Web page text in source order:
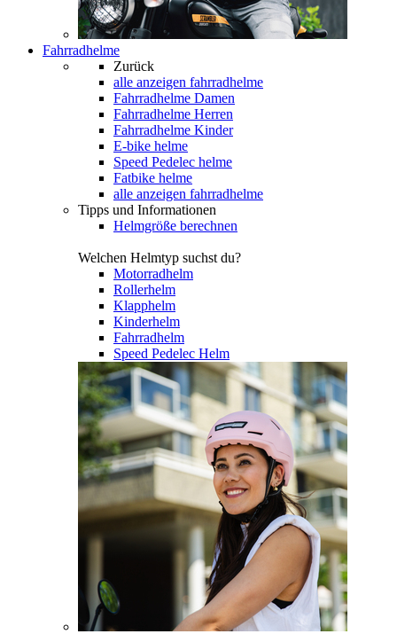
Fahrradhelme
Zurück
alle anzeigen fahrradhelme
Fahrradhelme Damen
Fahrradhelme Herren
Fahrradhelme Kinder
E-bike helme
Speed Pedelec helme
Fatbike helme
alle anzeigen fahrradhelme
Tipps und Informationen
Helmgröße berechnen
Welchen Helmtyp suchst du?
Motorradhelm
Rollerhelm
Klapphelm
Kinderhelm
Fahrradhelm
Speed Pedelec Helm